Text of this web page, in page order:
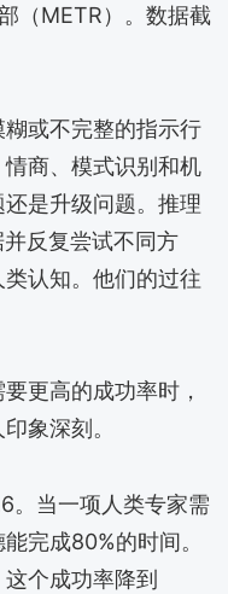
（METR）。数据截
或不完整的指示行
商、模式识别和机
是升级问题。推理
反复尝试不同方
认知。他们的过往
更高的成功率时，
象深刻。
。当一项人类专家需
完成80%的时间。
个成功率降到